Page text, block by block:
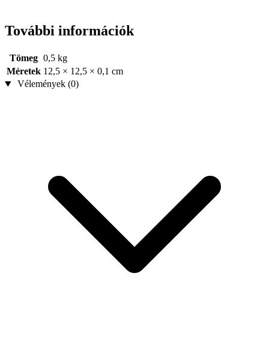
További információk
Tömeg 0,5 kg
Méretek 12,5 × 12,5 × 0,1 cm
Vélemények (0)